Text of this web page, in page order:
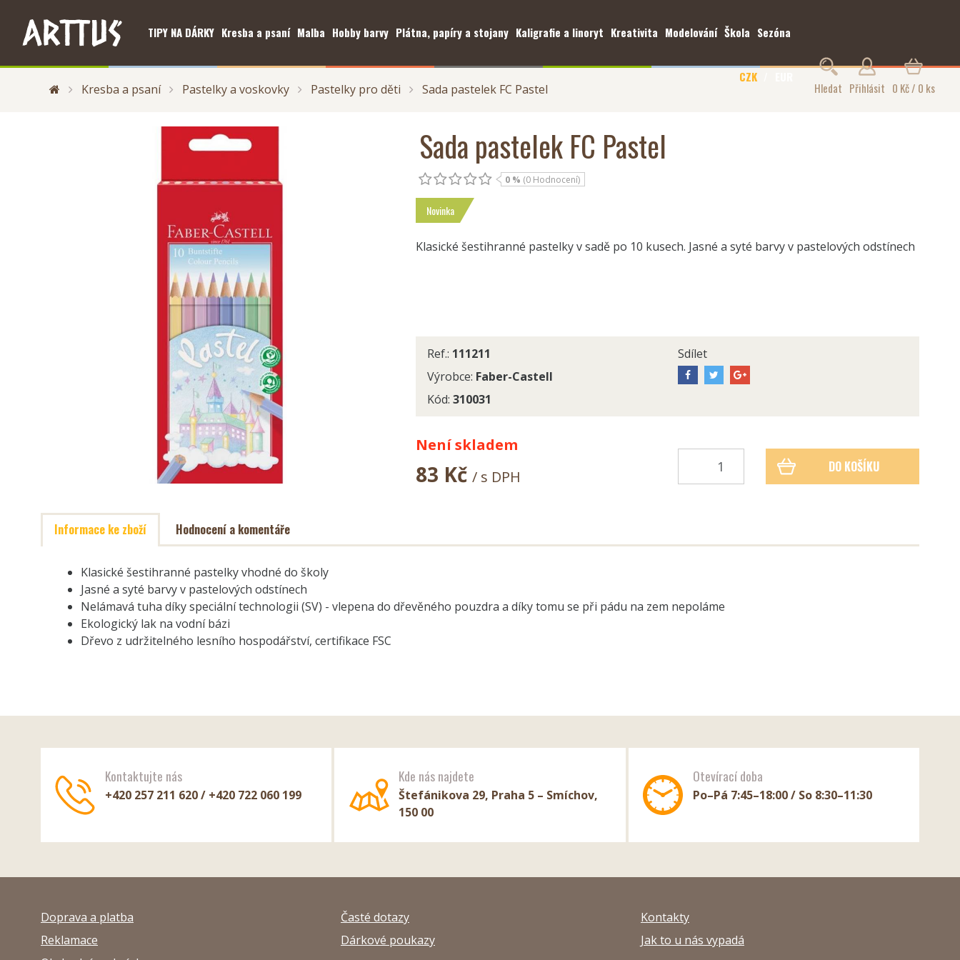
TIPY NA DÁRKY Kresba a psaní Malba Hobby barvy Plátna, papíry a stojany Kaligrafie a linoryt Kreativita Modelování Škola Sezóna
CZK
Hledat Přihlásit 0 Kč / 0 ks
Kresba a psaní Pastelky a voskovky Pastelky pro děti Sada pastelek FC Pastel
Sada pastelek FC Pastel
0 % (0 Hodnocení)
Novinka
Klasické šestihranné pastelky v sadě po 10 kusech. Jasné a syté barvy v pastelových odstínech
Ref.: 111211
Výrobce: Faber-Castell
Kód: 310031
Sdílet
Není skladem
83 Kč / s DPH
DO KOŠÍKU
Informace ke zboží Hodnocení a komentáře
Klasické šestihranné pastelky vhodné do školy
Jasné a syté barvy v pastelových odstínech
Nelámavá tuha díky speciální technologii (SV) - vlepena do dřevěného pouzdra a díky tomu se při pádu na zem nepoláme
Ekologický lak na vodní bázi
Dřevo z udržitelného lesního hospodářství, certifikace FSC
Kontaktujte nás
+420 257 211 620 / +420 722 060 199
Kde nás najdete
Štefánikova 29, Praha 5 – Smíchov,
150 00
Otevírací doba
Po–Pá 7:45–18:00 / So 8:30–11:30
Doprava a platba
Reklamace
Časté dotazy
Dárkové poukazy
Kontakty
Jak to u nás vypadá